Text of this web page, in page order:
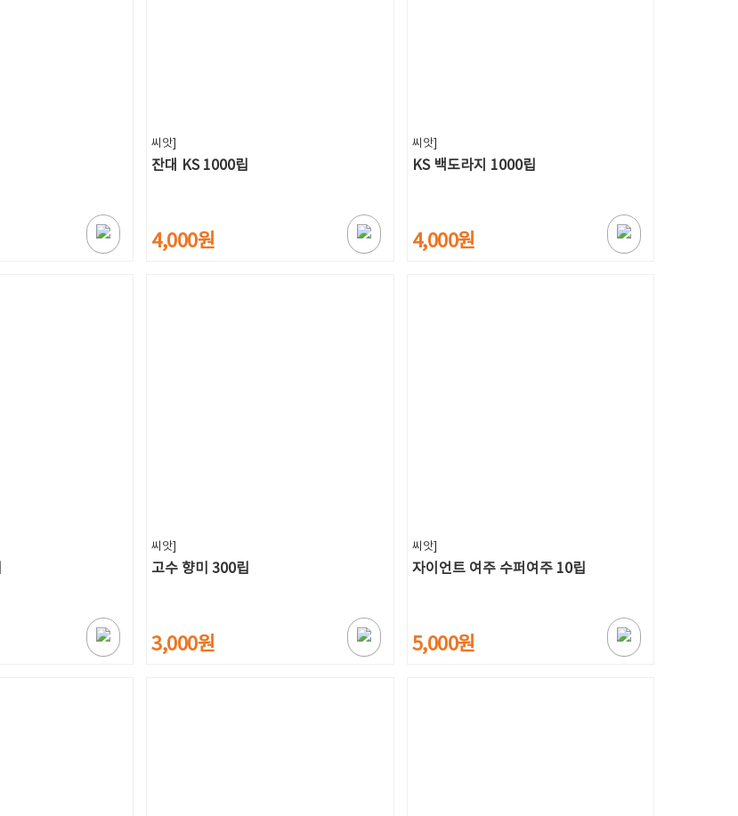
씨앗]
잔대 KS 1000립
4,000원
씨앗]
KS 백도라지 1000립
4,000원
씨앗]
고수 향미 300립
3,000원
씨앗]
자이언트 여주 수퍼여주 10립
5,000원